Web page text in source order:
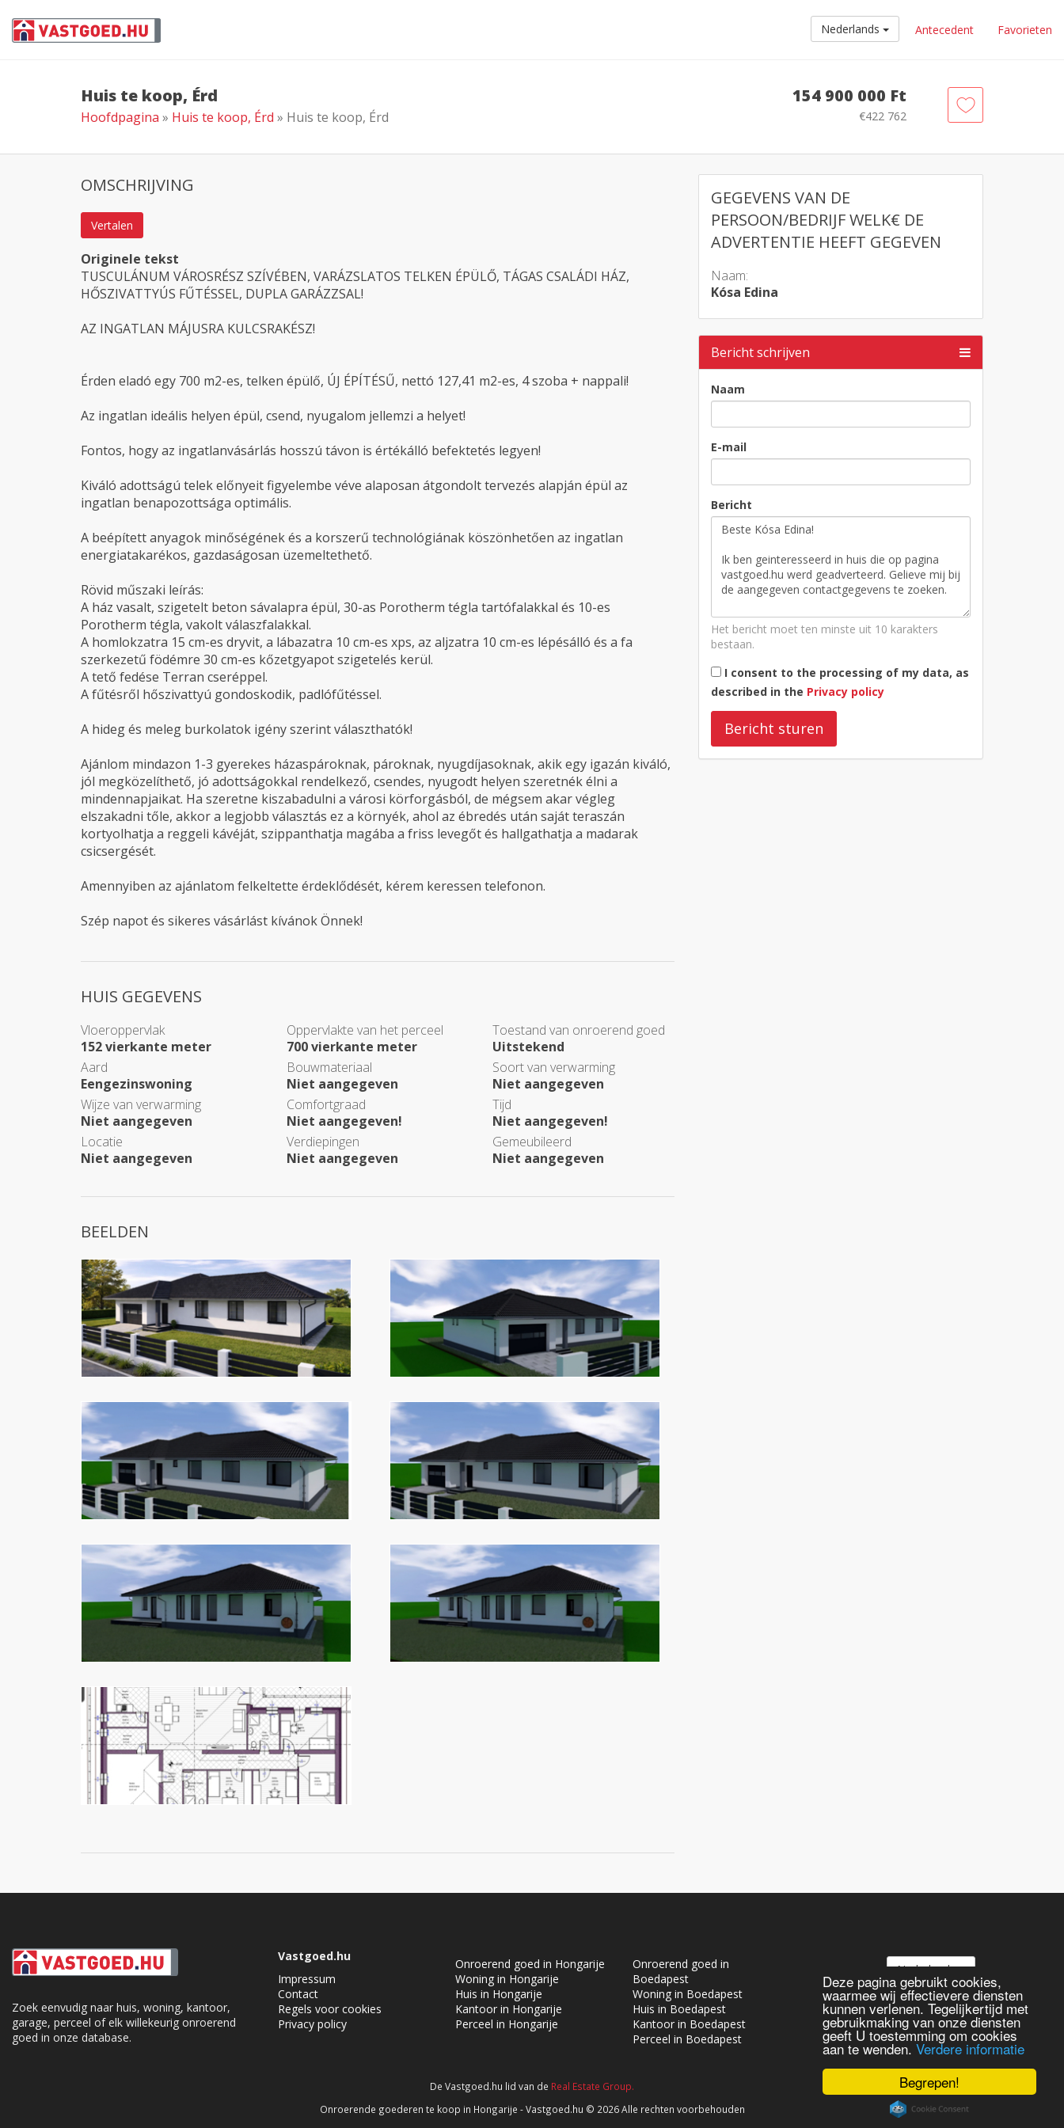
Begrepen!
Deze pagina gebruikt cookies,
waarmee wij effectievere diensten
kunnen verlenen. Tegelijkertijd met
gebruikmaking van onze diensten
geeft U toestemming om cookies
aan te wenden. Verdere informatie
Cookie Consent plugin for the EU cookie law
Nederlands Antecedent Favorieten
Huis te koop, Érd
Hoofdpagina » Huis te koop, Érd » Huis te koop, Érd
154 900 000 Ft
€422 762
GEGEVENS VAN DE
PERSOON/BEDRIJF WELK€ DE
ADVERTENTIE HEEFT GEGEVEN
Naam:
Kósa Edina
Bericht schrijven
Naam
E-mail
Bericht
Het bericht moet ten minste uit 10 karakters
bestaan.
I consent to the processing of my data, as
described in the Privacy policy
Bericht sturen
OMSCHRIJVING
Vertalen
Originele tekst
TUSCULÁNUM VÁROSRÉSZ SZÍVÉBEN, VARÁZSLATOS TELKEN ÉPÜLŐ, TÁGAS CSALÁDI HÁZ,
HŐSZIVATTYÚS FŰTÉSSEL, DUPLA GARÁZZSAL!
AZ INGATLAN MÁJUSRA KULCSRAKÉSZ!
Érden eladó egy 700 m2-es, telken épülő, ÚJ ÉPÍTÉSŰ, nettó 127,41 m2-es, 4 szoba + nappali!
Az ingatlan ideális helyen épül, csend, nyugalom jellemzi a helyet!
Fontos, hogy az ingatlanvásárlás hosszú távon is értékálló befektetés legyen!
Kiváló adottságú telek előnyeit figyelembe véve alaposan átgondolt tervezés alapján épül az
ingatlan benapozottsága optimális.
A beépített anyagok minőségének és a korszerű technológiának köszönhetően az ingatlan
energiatakarékos, gazdaságosan üzemeltethető.
Rövid műszaki leírás:
A ház vasalt, szigetelt beton sávalapra épül, 30-as Porotherm tégla tartófalakkal és 10-es
Porotherm tégla, vakolt válaszfalakkal.
A homlokzatra 15 cm-es dryvit, a lábazatra 10 cm-es xps, az aljzatra 10 cm-es lépésálló és a fa
szerkezetű födémre 30 cm-es kőzetgyapot szigetelés kerül.
A tető fedése Terran cseréppel.
A fűtésről hőszivattyú gondoskodik, padlófűtéssel.
A hideg és meleg burkolatok igény szerint választhatók!
Ajánlom mindazon 1-3 gyerekes házaspároknak, pároknak, nyugdíjasoknak, akik egy igazán kiváló,
jól megközelíthető, jó adottságokkal rendelkező, csendes, nyugodt helyen szeretnék élni a
mindennapjaikat. Ha szeretne kiszabadulni a városi körforgásból, de mégsem akar végleg
elszakadni tőle, akkor a legjobb választás ez a környék, ahol az ébredés után saját teraszán
kortyolhatja a reggeli kávéját, szippanthatja magába a friss levegőt és hallgathatja a madarak
csicsergését.
Amennyiben az ajánlatom felkeltette érdeklődését, kérem keressen telefonon.
Szép napot és sikeres vásárlást kívánok Önnek!
HUIS GEGEVENS
Vloeroppervlak
152 vierkante meter
Oppervlakte van het perceel
700 vierkante meter
Toestand van onroerend goed
Uitstekend
Aard
Eengezinswoning
Bouwmateriaal
Niet aangegeven
Soort van verwarming
Niet aangegeven
Wijze van verwarming
Niet aangegeven
Comfortgraad
Niet aangegeven!
Tijd
Niet aangegeven!
Locatie
Niet aangegeven
Verdiepingen
Niet aangegeven
Gemeubileerd
Niet aangegeven
BEELDEN
Zoek eenvudig naar huis, woning, kantoor,
garage, perceel of elk willekeurig onroerend
goed in onze database.
Vastgoed.hu
Impressum
Contact
Regels voor cookies
Privacy policy
Onroerend goed in Hongarije
Woning in Hongarije
Huis in Hongarije
Kantoor in Hongarije
Perceel in Hongarije
Onroerend goed in
Boedapest
Woning in Boedapest
Huis in Boedapest
Kantoor in Boedapest
Perceel in Boedapest
Nederlands
De Vastgoed.hu lid van de Real Estate Group.
Onroerende goederen te koop in Hongarije - Vastgoed.hu © 2026 Alle rechten voorbehouden